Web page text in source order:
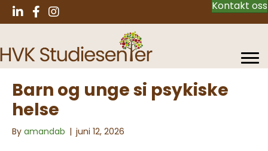
Kontakt oss
Barn og unge si psykiske
helse
By amandab | juni 12, 2026